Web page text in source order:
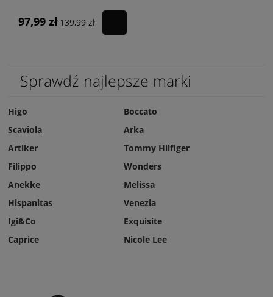
97,99 zł139,99 zł
Sprawdź najlepsze marki
Higo
Scaviola
Artiker
Filippo
Boccato
Arka
Tommy Hilfiger
Wonders
Anekke
Hispanitas
Igi&Co
Caprice
Melissa
Venezia
Exquisite
Nicole Lee